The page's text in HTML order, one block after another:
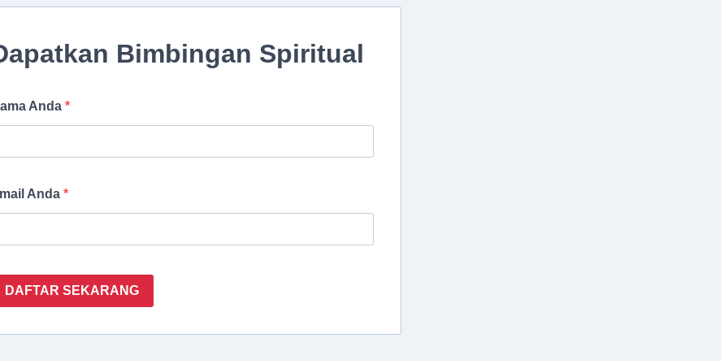
Bimbingan Spiritual
Anda
Anda
DAFTAR SEKARANG